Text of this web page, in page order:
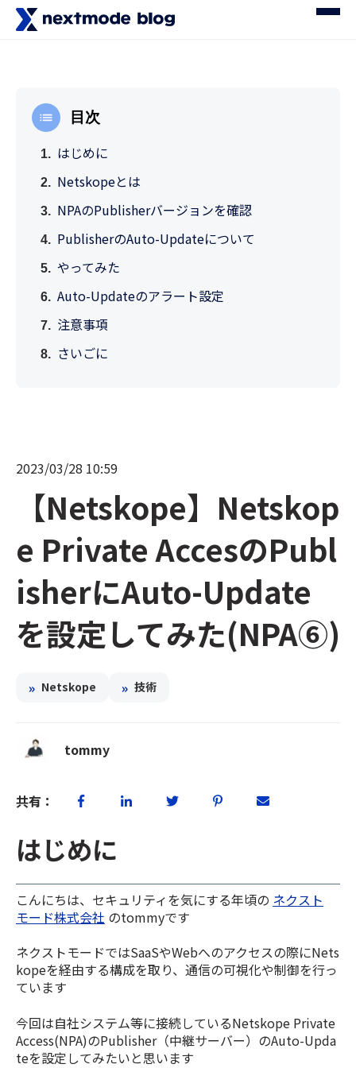
目次
はじめに
Netskopeとは
NPAのPublisherバージョンを確認
PublisherのAuto-Updateについて
やってみた
Auto-Updateのアラート設定
注意事項
さいごに
2023/03/28 10:59
【Netskope】Netskop
e Private AccesのPubl
isherにAuto-Update
を設定してみた(NPA⑥)
» Netskope » 技術
tommy
共有：
はじめに
こんにちは、セキュリティを気にする年頃の ネクスト
モード株式会社 のtommyです
ネクストモードではSaaSやWebへのアクセスの際にNets
kopeを経由する構成を取り、通信の可視化や制御を行っ
ています
今回は自社システム等に接続しているNetskope Private
Access(NPA)のPublisher（中継サーバー）のAuto-Upda
teを設定してみたいと思います